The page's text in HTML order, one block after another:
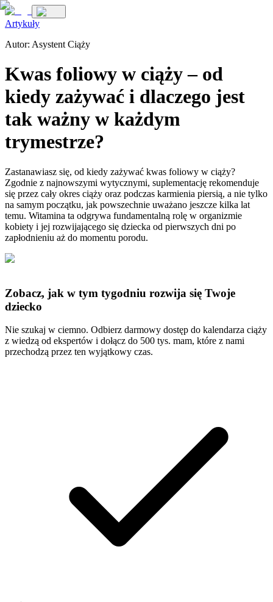
Artykuły
Autor: Asystent Ciąży
Kwas foliowy w ciąży – od
kiedy zażywać i dlaczego jest
tak ważny w każdym
trymestrze?
Zastanawiasz się, od kiedy zażywać kwas foliowy w ciąży?
Zgodnie z najnowszymi wytycznymi, suplementację rekomenduje
się przez cały okres ciąży oraz podczas karmienia piersią, a nie tylko
na samym początku, jak powszechnie uważano jeszcze kilka lat
temu. Witamina ta odgrywa fundamentalną rolę w organizmie
kobiety i jej rozwijającego się dziecka od pierwszych dni po
zapłodnieniu aż do momentu porodu.
Zobacz, jak w tym tygodniu rozwija się Twoje
dziecko
Nie szukaj w ciemno. Odbierz darmowy dostęp do kalendarza ciąży
z wiedzą od ekspertów i dołącz do 500 tys. mam, które z nami
przechodzą przez ten wyjątkowy czas.